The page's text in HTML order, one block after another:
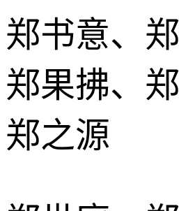
郑书意、郑
郑果拂、郑
郑之源